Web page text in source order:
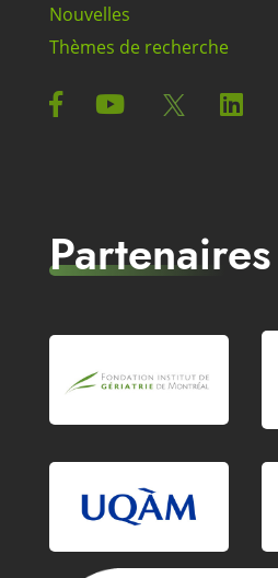
Nouvelles
Thèmes de recherche
Partenaires